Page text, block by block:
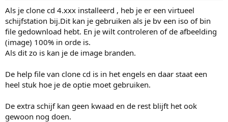
Als je clone cd 4.xxx installeerd , heb je er een virtueel
schijfstation bij.Dit kan je gebruiken als je bv een iso of bin
file gedownload hebt. En je wilt controleren of de afbeelding
(image) 100% in orde is.
Als dit zo is kan je de image branden.
De help file van clone cd is in het engels en daar staat een
heel stuk hoe je de optie moet gebruiken.
De extra schijf kan geen kwaad en de rest blijft het ook
gewoon nog doen.